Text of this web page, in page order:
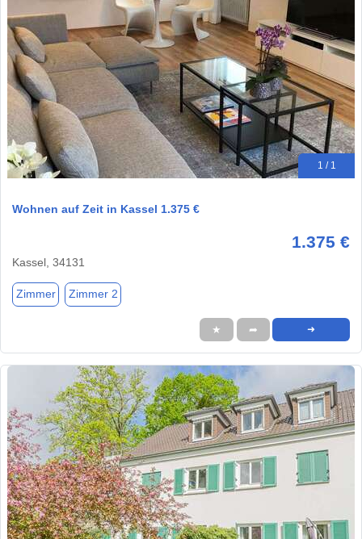
1 / 1
Wohnen auf Zeit in Kassel 1.375 €
1.375 €
Kassel, 34131
Zimmer Zimmer 2
★ ➦ ➜